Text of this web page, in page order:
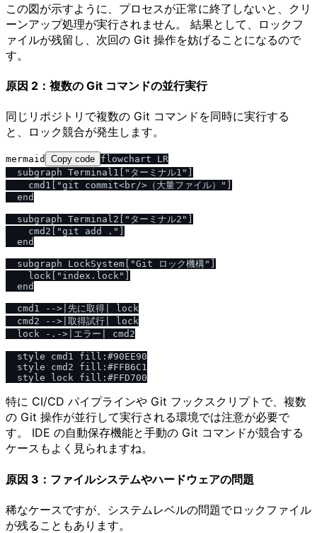
この図が示すように、プロセスが正常に終了しないと、クリ
ーンアップ処理が実行されません。 結果として、ロックフ
ァイルが残留し、次回の Git 操作を妨げることになるので
す。
原因 2：複数の Git コマンドの並行実行
同じリポジトリで複数の Git コマンドを同時に実行する
と、ロック競合が発生します。
mermaid Copy code flowchart LR
  subgraph Terminal1["ターミナル1"]
    cmd1["git commit<br/>（大量ファイル）"]
  end
  subgraph Terminal2["ターミナル2"]
    cmd2["git add ."]
  end
  subgraph LockSystem["Git ロック機構"]
    lock["index.lock"]
  end
  cmd1 -->|先に取得| lock
  cmd2 -->|取得試行| lock
  lock -.->|エラー| cmd2
  style cmd1 fill:#90EE90
  style cmd2 fill:#FFB6C1
特に CI/CD パイプラインや Git フックスクリプトで、複数
の Git 操作が並行して実行される環境では注意が必要で
す。 IDE の自動保存機能と手動の Git コマンドが競合する
ケースもよく見られますね。
原因 3：ファイルシステムやハードウェアの問題
稀なケースですが、システムレベルの問題でロックファイル
が残ることもあります。